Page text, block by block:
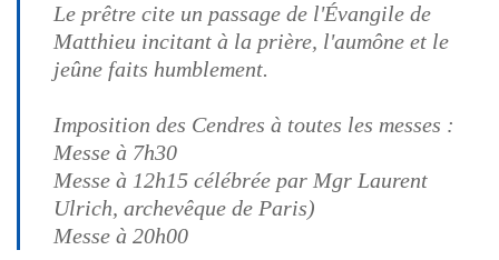
Le prêtre cite un passage de l'Évangile de
Matthieu incitant à la prière, l'aumône et le
jeûne faits humblement.
Imposition des Cendres à toutes les messes :
Messe à 7h30
Messe à 12h15 célébrée par Mgr Laurent
Ulrich, archevêque de Paris)
Messe à 20h00